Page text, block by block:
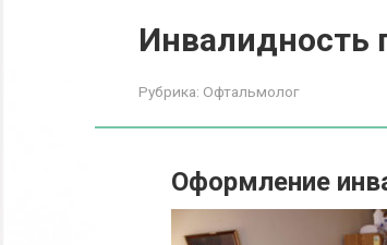
Инвалидность
Рубрика: Офтальмолог
Оформление